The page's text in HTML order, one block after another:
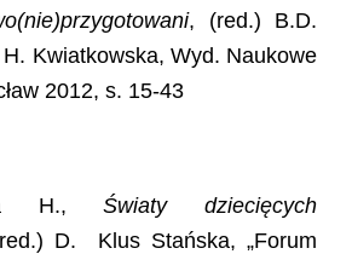
, (red.) B.D.
H. Kwiatkowska, Wyd. Naukowe
2012, s. 15-43
H.,Światy dziecięcych
D. Klus Stańska, „Forum